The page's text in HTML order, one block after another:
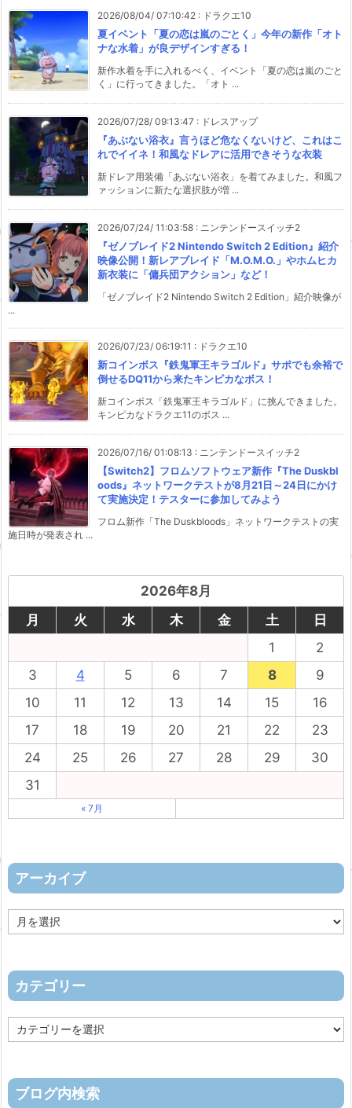
2026/08/04/ 07:10:42 : ドラクエ10
夏イベント「夏の恋は嵐のごとく」今年の新作「オト
ナな水着」が良デザインすぎる！
新作水着を手に入れるべく、イベント「夏の恋は嵐のごと
く」に行ってきました。「オト ...
2026/07/28/ 09:13:47 : ドレスアップ
『あぶない浴衣』言うほど危なくないけど、これはこ
れでイイネ！和風なドレアに活用できそうな衣装
新ドレア用装備「あぶない浴衣」を着てみました。和風フ
ァッションに新たな選択肢が増 ...
2026/07/24/ 11:03:58 : ニンテンドースイッチ2
『ゼノブレイド2 Nintendo Switch 2 Edition』紹介
映像公開！新レアブレイド「M.O.M.O.」やホムヒカ
新衣装に「傭兵団アクション」など！
「ゼノブレイド2 Nintendo Switch 2 Edition」紹介映像が
...
2026/07/23/ 06:19:11 : ドラクエ10
新コインボス『鉄鬼軍王キラゴルド』サポでも余裕で
倒せるDQ11から来たキンピカなボス！
新コインボス「鉄鬼軍王キラゴルド」に挑んできました。
キンピカなドラクエ11のボス ...
2026/07/16/ 01:08:13 : ニンテンドースイッチ2
【Switch2】フロムソフトウェア新作『The Duskbl
oods』ネットワークテストが8月21日～24日にかけ
て実施決定！テスターに参加してみよう
フロム新作「The Duskbloods」ネットワークテストの実
施日時が発表され ...
2026年8月
月
火 水 木 金 土
日
1
2
3
4 5 6 7 8
9
10
11 12 13 14 15
16
17
18 19 20 21 22
23
24
25 26 27 28 29
30
31
« 7月
アーカイブ
ー
ブ
カテゴリー
テ
ー
ブログ内検索